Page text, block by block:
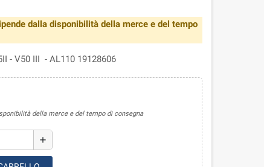
dalla disponibilità della merce e del tempo
- V50 III - AL110 19128606
della merce e del tempo di consegna
add